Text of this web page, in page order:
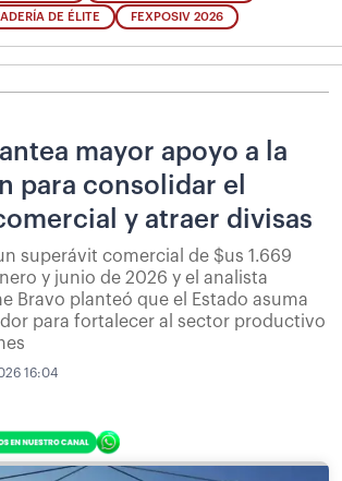
DE ÉLITE FEXPOSIV 2026
mayor apoyo a la
para consolidar el
y atraer divisas
superávit comercial de $us 1.669
y junio de 2026 y el analista
Bravo planteó que el Estado asuma
para fortalecer al sector productivo
16:04